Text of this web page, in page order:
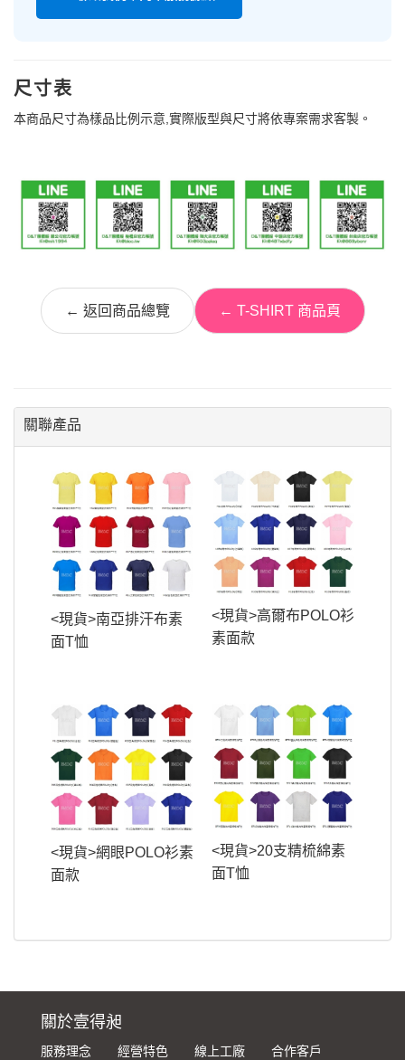
尺寸表
本商品尺寸為樣品比例示意,實際版型與尺寸將依專案需求客製。
← 返回商品總覽 ← T-SHIRT 商品頁
關聯產品
<現貨>南亞排汗布素
面T恤
<現貨>高爾布POLO衫
素面款
<現貨>網眼POLO衫素
面款
<現貨>20支精梳綿素
面T恤
關於壹得昶
服務理念 經營特色 線上工廠 合作客戶